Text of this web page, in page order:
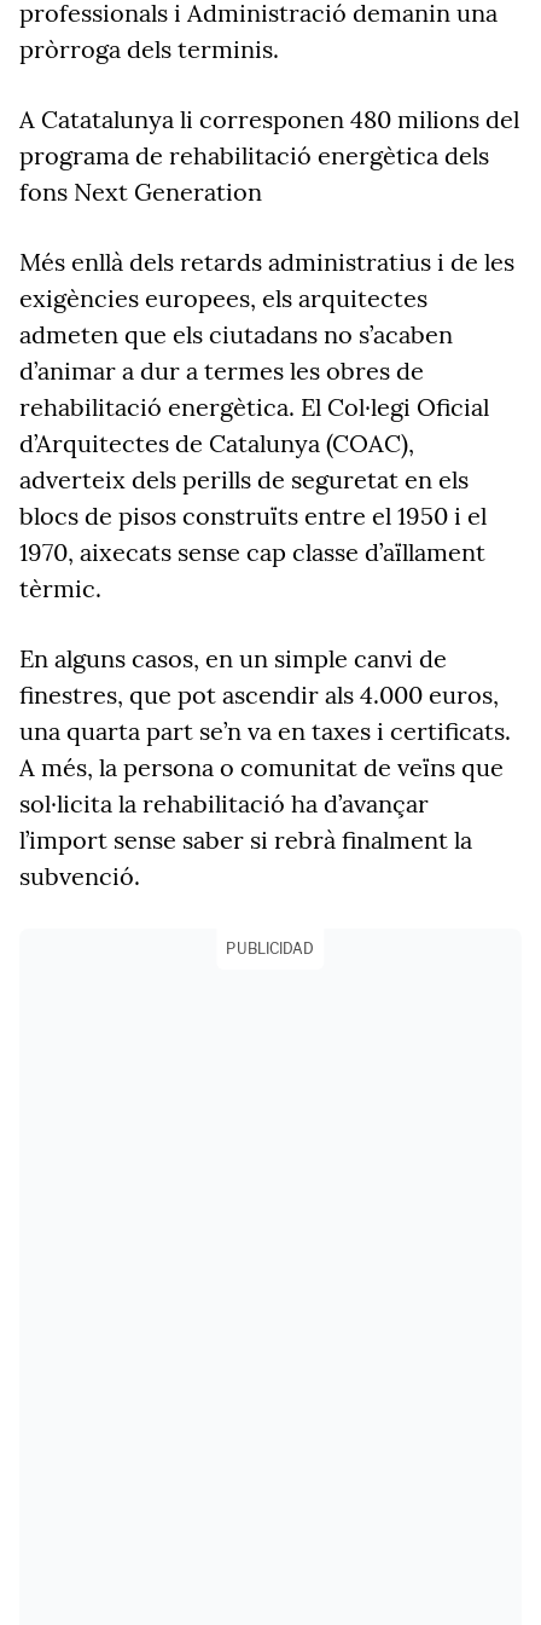
professionals i Administració demanin una
pròrroga dels terminis.
A Catatalunya li corresponen 480 milions del
programa de rehabilitació energètica dels
fons Next Generation
Més enllà dels retards administratius i de les
exigències europees, els arquitectes
admeten que els ciutadans no s’acaben
d’animar a dur a termes les obres de
rehabilitació energètica. El Col·legi Oficial
d’Arquitectes de Catalunya (COAC),
adverteix dels perills de seguretat en els
blocs de pisos construïts entre el 1950 i el
1970, aixecats sense cap classe d’aïllament
tèrmic.
En alguns casos, en un simple canvi de
finestres, que pot ascendir als 4.000 euros,
una quarta part se’n va en taxes i certificats.
A més, la persona o comunitat de veïns que
sol·licita la rehabilitació ha d’avançar
l’import sense saber si rebrà finalment la
subvenció.
PUBLICIDAD